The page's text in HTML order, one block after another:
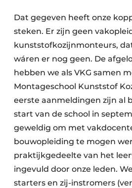
Dat gegeven heeft onze
steken. Er zijn geen
kunststofkozijnmonteurs,
wáren er nog geen. De
hebben we als VKG samen
Montageschool Kunststof
eerste aanmeldingen zijn al
start van de school in
geweldig om met
bouwopleiding te mogen
praktijkgedeelte van het
ingevuld door onze leden.
starters en zij-instromers